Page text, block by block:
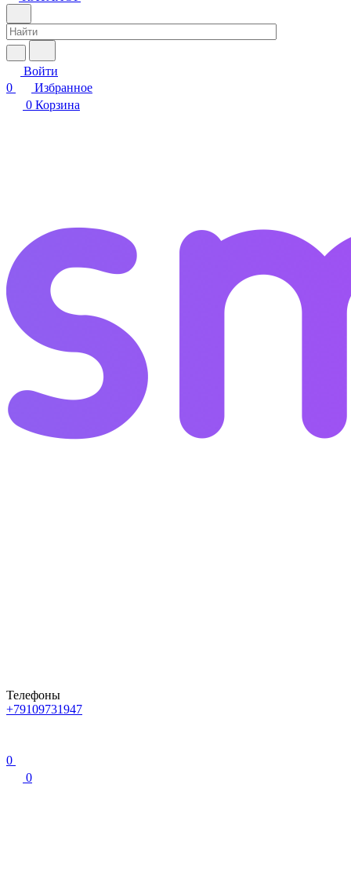
Войти
0
Избранное
0 Корзина
Телефоны
+79109731947
0
0